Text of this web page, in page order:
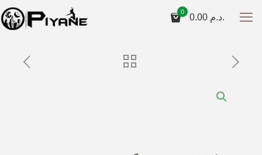
0
0.00 د.م.